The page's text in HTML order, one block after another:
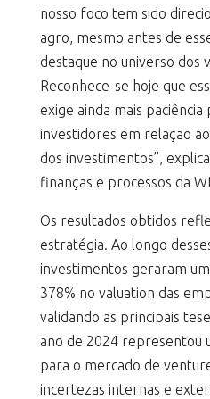
nosso foco tem sido
agro, mesmo antes de
destaque no universo dos
Reconhece-se hoje que
exige ainda mais
investidores em relação
dos investimentos”,
finanças e processos da
Os resultados obtidos
estratégia. Ao longo
investimentos geraram
378% no valuation das
validando as principais
ano de 2024 representou
para o mercado de
incertezas internas e